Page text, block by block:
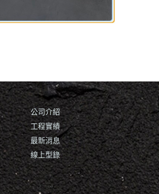
公司介紹
工程實績
最新消息
線上型錄